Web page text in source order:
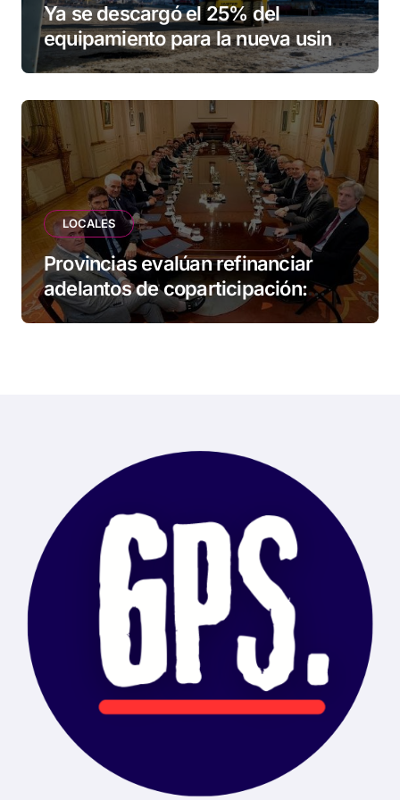
Ya se descargó el 25% del
equipamiento para la nueva usina
de Ushuaia
LOCALES
Provincias evalúan refinanciar
adelantos de coparticipación:
Tierra del Fuego, entre las